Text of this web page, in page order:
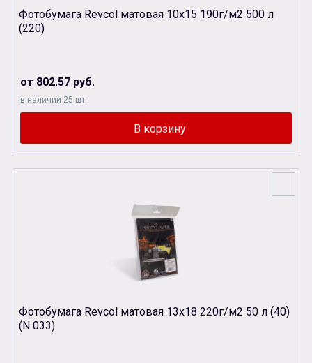
Фотобумага Revcol матовая 10х15 190г/м2 500 л
(220)
от 802.57 руб.
в наличии 25 шт.
Фотобумага Revcol матовая 13х18 220г/м2 50 л (40)
(N 033)